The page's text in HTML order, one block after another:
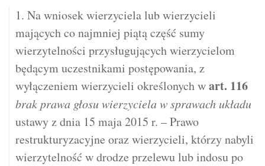
1. Na wniosek wierzyciela lub wierzycieli
mających co najmniej piątą część sumy
wierzytelności przysługujących wierzycielom
będącym uczestnikami postępowania, z
wyłączeniem wierzycieli określonych wart. 116
brak prawa głosu wierzyciela w sprawach układu
ustawy z dnia 15 maja 2015 r. – Prawo
restrukturyzacyjne oraz wierzycieli, którzy nabyli
wierzytelność w drodze przelewu lub indosu po